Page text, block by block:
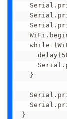
while
  }
}